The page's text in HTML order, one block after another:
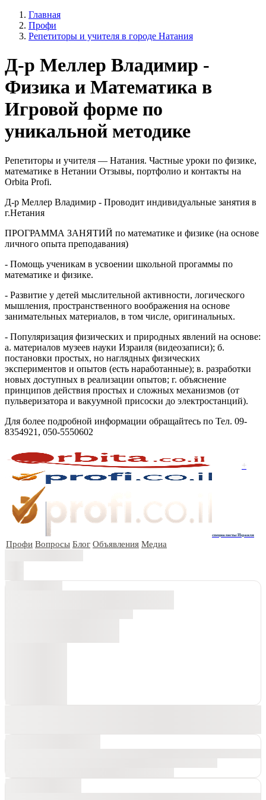
Главная
Профи
Репетиторы и учителя в городе Натания
Д-р Меллер Владимир -
Физика и Математика в
Игровой форме по
уникальной методике
Репетиторы и учителя — Натания. Частные уроки по физике,
математике в Нетании Отзывы, портфолио и контакты на
Orbita Profi.
Д-р Меллер Владимир - Проводит индивидуальные занятия в
г.Нетания
ПРОГРАММА ЗАНЯТИЙ по математике и физике (на основе
личного опыта преподавания)
- Помощь ученикам в усвоении школьной прогаммы по
математике и физике.
- Развитие у детей мыслительной активности, логического
мышления, пространственного воображения на основе
занимательных материалов, в том числе, оригинальных.
- Популяризация физических и природных явлений на основе:
а. материалов музеев науки Израиля (видеозаписи); б.
постановки простых, но наглядных физических
экспериментов и опытов (есть наработанные); в. разработки
новых доступных в реализации опытов; г. объяснение
принципов действия простых и сложных механизмов (от
пульверизатора и вакуумной присоски до электростанций).
Для более подробной информации обращайтесь по Тел. 09-
8354921, 050-5550602
+
специалисты Израиля
Профи Вопросы Блог Объявления Медиа